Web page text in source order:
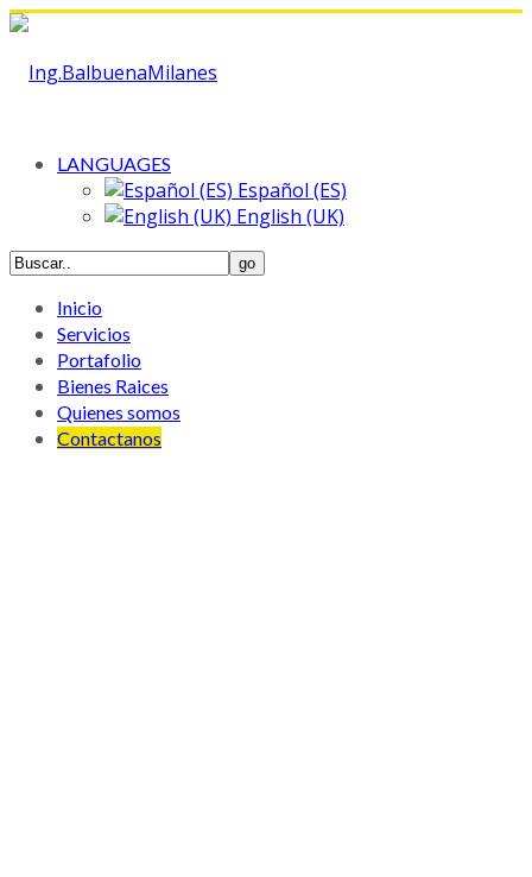
LANGUAGES
Español (ES)
English (UK)
Inicio
Servicios
Portafolio
Bienes Raices
Quienes somos
Contactanos